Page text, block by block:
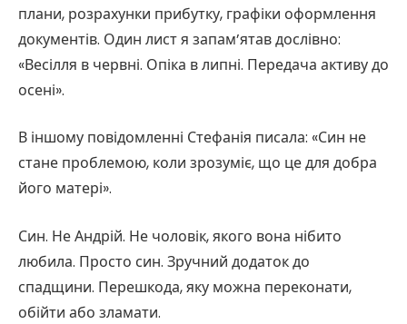
плани, розрахунки прибутку, графіки оформлення
документів. Один лист я запам’ятав дослівно:
«Весілля в червні. Опіка в липні. Передача активу до
осені».
В іншому повідомленні Стефанія писала: «Син не
стане проблемою, коли зрозуміє, що це для добра
його матері».
Син. Не Андрій. Не чоловік, якого вона нібито
любила. Просто син. Зручний додаток до
спадщини. Перешкода, яку можна переконати,
обійти або зламати.